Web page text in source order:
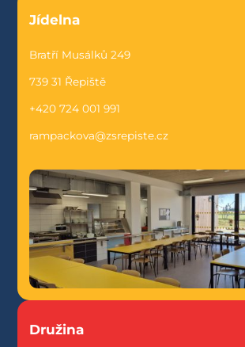
Jídelna
Bratří Musálků 249
739 31 Řepiště
+420 724 001 991
rampackova@zsrepiste.cz
Družina